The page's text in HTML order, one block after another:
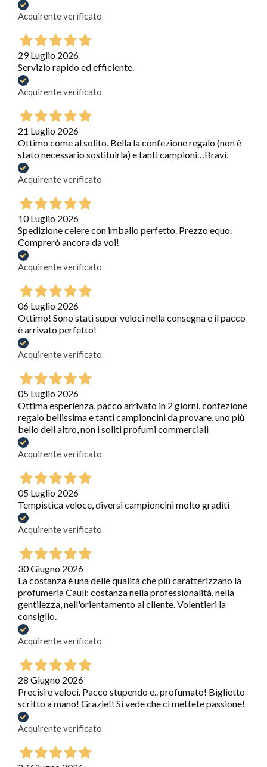
Acquirente verificato
29 Luglio 2026
Servizio rapido ed efficiente.
Acquirente verificato
21 Luglio 2026
Ottimo come al solito. Bella la confezione regalo (non è
stato necessario sostituirla) e tanti campioni…Bravi.
Acquirente verificato
10 Luglio 2026
Spedizione celere con imballo perfetto. Prezzo equo.
Comprerò ancora da voi!
Acquirente verificato
06 Luglio 2026
Ottimo! Sono stati super veloci nella consegna e il pacco
è arrivato perfetto!
Acquirente verificato
05 Luglio 2026
Ottima esperienza, pacco arrivato in 2 giorni, confezione
regalo bellissima e tanti campioncini da provare, uno più
bello dell altro, non i soliti profumi commerciali
Acquirente verificato
05 Luglio 2026
Tempistica veloce, diversi campioncini molto graditi
Acquirente verificato
30 Giugno 2026
La costanza è una delle qualità che più caratterizzano la
profumeria Cauli: costanza nella professionalità, nella
gentilezza, nell'orientamento al cliente. Volentieri la
consiglio.
Acquirente verificato
28 Giugno 2026
Precisi e veloci. Pacco stupendo e.. profumato! Biglietto
scritto a mano! Grazie!! Si vede che ci mettete passione!
Acquirente verificato